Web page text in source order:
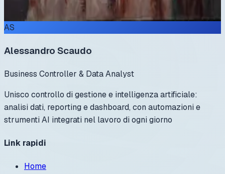
AS
Alessandro Scaudo
Business Controller & Data Analyst
Unisco controllo di gestione e intelligenza artificiale:
analisi dati, reporting e dashboard, con automazioni e
strumenti AI integrati nel lavoro di ogni giorno
Link rapidi
Home